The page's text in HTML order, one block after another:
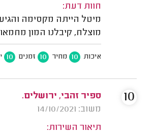
חוות דעת:
מיטל הייתה מקסימה
מוצלח, קיבלנו המון
איכות 10 מחיר 10 זמנים 10
ספיר זהבי, ירושלים.
משוב: 14/10/2021
תיאור השירות:
10